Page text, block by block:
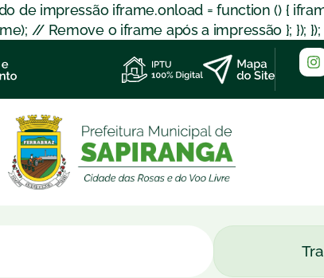
de impressão iframe.onload = function () {
// Remove o iframe após a impressão }; }); });